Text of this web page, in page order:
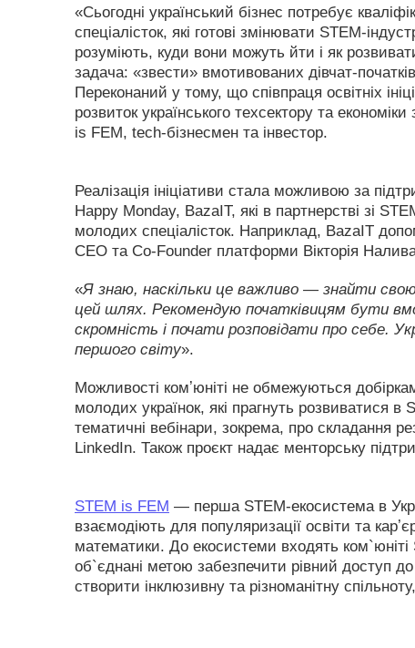
«Сьогодні український бізнес потребує
спеціалісток, які готові змінювати STEM-
розуміють, куди вони можуть йти і як
задача: «звести» вмотивованих дівчат-
Переконаний у тому, що співпраця освітніх
розвиток українського техсектору та
is FEM, tech-бізнесмен та інвестор.
Реалізація ініціативи стала можливою за
Happy Monday, BazaIT, які в партнерстві зі
молодих спеціалісток. Наприклад, BazaIT
CEO та Co-Founder платформи Вікторія
«Я знаю, наскільки це важливо — знайти
цей шлях. Рекомендую початківицям бути
скромність і почати розповідати про себе.
першого світу».
Можливості комʼюніті не обмежуються
молодих українок, які прагнуть розвиватися
тематичні вебінари, зокрема, про складання
LinkedIn. Також проєкт надає менторську
​​STEM is FEM — перша STEM-екосистема в
взаємодіють для популяризації освіти та
математики. До екосистеми входять
об`єднані метою забезпечити рівний доступ
створити інклюзивну та різноманітну